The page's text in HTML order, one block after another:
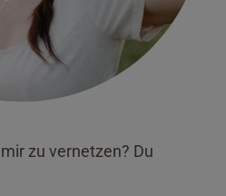
zu vernetzen? Du